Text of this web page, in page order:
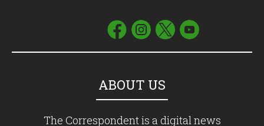
ABOUT US
The Correspondent is a digital news